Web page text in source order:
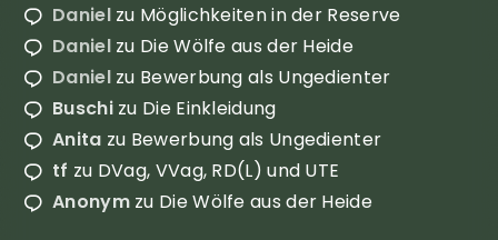
Danielzu Möglichkeiten in der Reserve
Danielzu Die Wölfe aus der Heide
Danielzu Bewerbung als Ungedienter
Buschizu Die Einkleidung
Anita zu Bewerbung als Ungedienter
tf zu DVag, VVag, RD(L) und UTE
Anonymzu Die Wölfe aus der Heide